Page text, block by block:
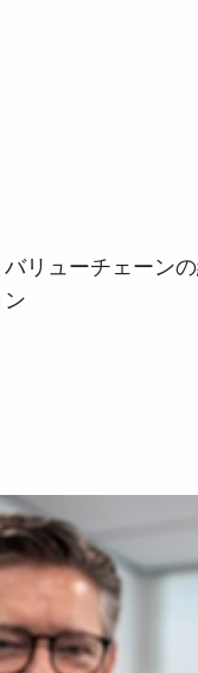
リューチェーン